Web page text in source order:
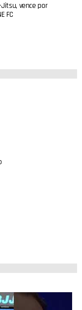
vence por
FC